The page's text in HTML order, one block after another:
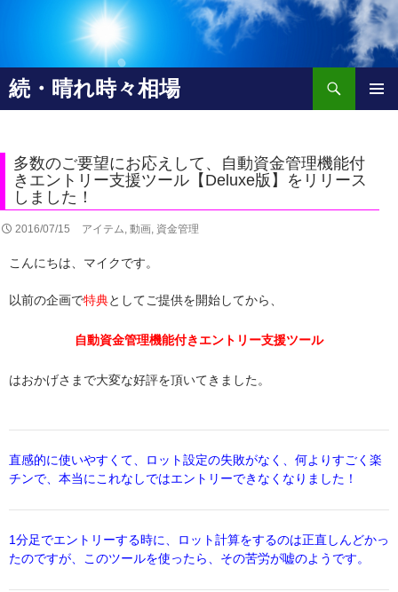
続・晴れ時々相場
検
索
コ
ン
ツ
へ
移
動
多数のご要望にお応えして、自動資金管理機能付
きエントリー支援ツール【Deluxe版】をリリース
しました！
2016/07/15 アイテム, 動画, 資金管理
こんにちは、マイクです。
以前の企画で特典としてご提供を開始してから、
自動資金管理機能付きエントリー支援ツール
はおかげさまで大変な好評を頂いてきました。
直感的に使いやすくて、ロット設定の失敗がなく、何よりすごく楽
チンで、本当にこれなしではエントリーできなくなりました！
1分足でエントリーする時に、ロット計算をするのは正直しんどかっ
たのですが、このツールを使ったら、その苦労が嘘のようです。